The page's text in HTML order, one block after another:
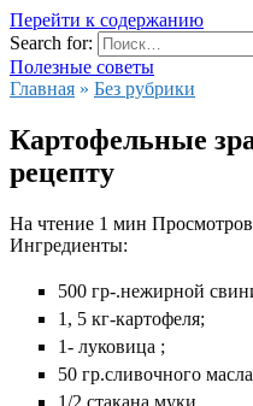
Перейти к содержанию
Search for:
Полезные советы
Главная » Без рубрики
Картофельные
рецепту
На чтение 1 мин Просмотров
Ингредиенты:
500 гр-.нежирной
1, 5 кг-картофеля;
1- луковица ;
50 гр.сливочного масла
1/2 стакана муки